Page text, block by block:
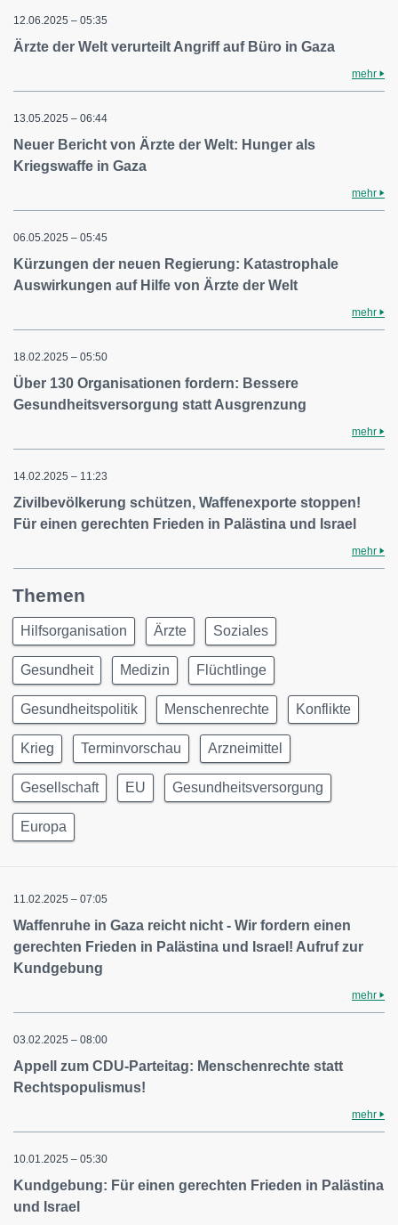
12.06.2025 – 05:35
Ärzte der Welt verurteilt Angriff auf Büro in Gaza
mehr
13.05.2025 – 06:44
Neuer Bericht von Ärzte der Welt: Hunger als
Kriegswaffe in Gaza
mehr
06.05.2025 – 05:45
Kürzungen der neuen Regierung: Katastrophale
Auswirkungen auf Hilfe von Ärzte der Welt
mehr
18.02.2025 – 05:50
Über 130 Organisationen fordern: Bessere
Gesundheitsversorgung statt Ausgrenzung
mehr
14.02.2025 – 11:23
Zivilbevölkerung schützen, Waffenexporte stoppen!
Für einen gerechten Frieden in Palästina und Israel
mehr
Themen
Hilfsorganisation Ärzte Soziales
Gesundheit Medizin Flüchtlinge
Gesundheitspolitik Menschenrechte Konflikte
Krieg Terminvorschau Arzneimittel
Gesellschaft EU Gesundheitsversorgung
Europa
11.02.2025 – 07:05
Waffenruhe in Gaza reicht nicht - Wir fordern einen
gerechten Frieden in Palästina und Israel! Aufruf zur
Kundgebung
mehr
03.02.2025 – 08:00
Appell zum CDU-Parteitag: Menschenrechte statt
Rechtspopulismus!
mehr
10.01.2025 – 05:30
Kundgebung: Für einen gerechten Frieden in Palästina
und Israel